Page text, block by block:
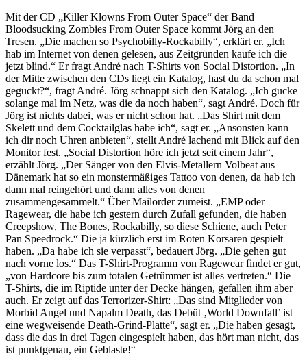
Mit der CD „Killer Klowns From Outer Space“ der Band
Bloodsucking Zombies From Outer Space kommt Jörg an den
Tresen. „Die machen so Psychobilly-Rockabilly“, erklärt er. „Ich
hab im Internet von denen gelesen, aus Zeitgründen kaufe ich die
jetzt blind.“ Er fragt André nach T-Shirts von Social Distortion. „In
der Mitte zwischen den CDs liegt ein Katalog, hast du da schon mal
geguckt?“, fragt André. Jörg schnappt sich den Katalog. „Ich gucke
solange mal im Netz, was die da noch haben“, sagt André. Doch für
Jörg ist nichts dabei, was er nicht schon hat. „Das Shirt mit dem
Skelett und dem Cocktailglas habe ich“, sagt er. „Ansonsten kann
ich dir noch Uhren anbieten“, stellt André lachend mit Blick auf den
Monitor fest. „Social Distortion höre ich jetzt seit einem Jahr“,
erzählt Jörg. „Der Sänger von den Elvis-Metallern Volbeat aus
Dänemark hat so ein monstermäßiges Tattoo von denen, da hab ich
dann mal reingehört und dann alles von denen
zusammengesammelt.“ Über Mailorder zumeist. „EMP oder
Ragewear, die habe ich gestern durch Zufall gefunden, die haben
Creepshow, The Bones, Rockabilly, so diese Schiene, auch Peter
Pan Speedrock.“ Die ja kürzlich erst im Roten Korsaren gespielt
haben. „Da habe ich sie verpasst“, bedauert Jörg. „Die gehen gut
nach vorne los.“ Das T-Shirt-Programm von Ragewear findet er gut,
„von Hardcore bis zum totalen Getrümmer ist alles vertreten.“ Die
T-Shirts, die im Riptide unter der Decke hängen, gefallen ihm aber
auch. Er zeigt auf das Terrorizer-Shirt: „Das sind Mitglieder von
Morbid Angel und Napalm Death, das Debüt ‚World Downfall’ ist
eine wegweisende Death-Grind-Platte“, sagt er. „Die haben gesagt,
dass die das in drei Tagen eingespielt haben, das hört man nicht, das
ist punktgenau, ein Geblaste!“